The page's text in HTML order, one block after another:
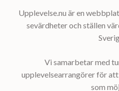
Upplevelse.nu är en
sevärdheter och ställen
Vi samarbetar med
upplevelsearrangörer för
som